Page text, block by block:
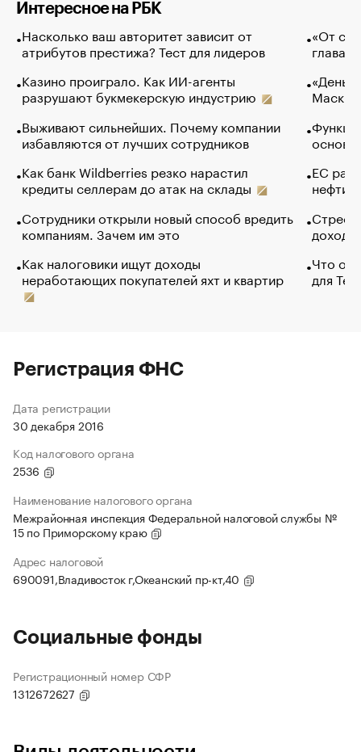
Интересное на РБК
Насколько ваш авторитет зависит от
атрибутов престижа? Тест для лидеров
Казино проиграло. Как ИИ-агенты
разрушают букмекерскую индустрию
Выживают сильнейших. Почему компании
избавляются от лучших сотрудников
Как банк Wildberries резко нарастил
кредиты селлерам до атак на склады
Сотрудники открыли новый способ вредить
компаниям. Зачем им это
Как налоговики ищут доходы
неработающих покупателей яхт и квартир
«От
глава
Маск в
основ
ЕС
нефти
Что
для
Регистрация ФНС
Дата регистрации
30 декабря 2016
Код налогового органа
2536
Наименование налогового органа
Межрайонная инспекция Федеральной налоговой службы №
15 по Приморскому краю
Адрес налоговой
690091,Владивосток г,Океанский пр-кт,40
Социальные фонды
Регистрационный номер СФР
1312672627